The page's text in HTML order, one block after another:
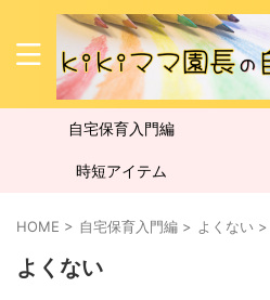
自宅保育入門編
時短アイテム
HOME > 自宅保育入門編 > よくない >
よくない